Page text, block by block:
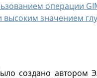
операции
значением
создано автором